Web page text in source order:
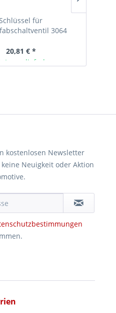
für
3064
20,81 € *
Lager lieferbar
kostenlosen Newsletter
Neuigkeit oder Aktion